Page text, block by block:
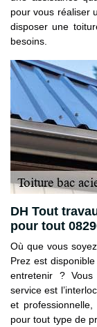
pour vous réaliser
disposer une
besoins.
DH Tout
pour tout
Où que vous
Prez est
entretenir ?
service est
et
pour tout type de